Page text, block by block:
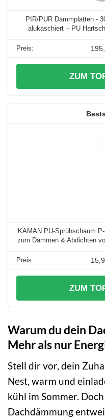
PIR/PUR Dämmplatten -
alukaschiert – PU
ZUM
KAMAN PU-Sprühschaum
zum Dämmen & Abdichten
ZUM
Warum du dein
Mehr als nur
Stell dir vor, dein
Nest, warm und
kühl im Sommer.
Dachdämmung